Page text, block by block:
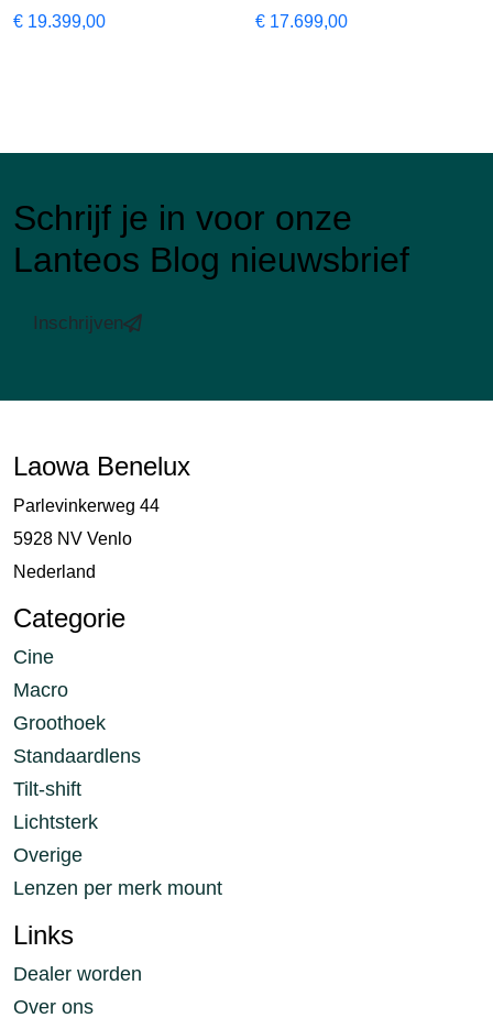
€ 19.399,00 € 17.699,00
Schrijf je in voor onze
Lanteos Blog nieuwsbrief
Inschrijven
Laowa Benelux
Parlevinkerweg 44
5928 NV Venlo
Nederland
Categorie
Cine
Macro
Groothoek
Standaardlens
Tilt-shift
Lichtsterk
Overige
Lenzen per merk mount
Links
Dealer worden
Over ons